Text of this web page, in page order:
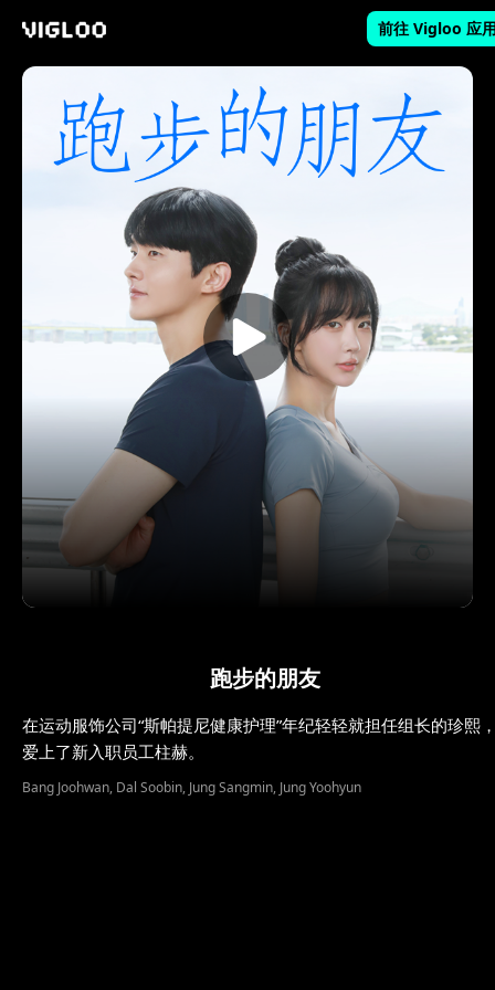
前往 Vigloo 应
跑步的朋友
在运动服饰公司“斯帕提尼健康护理”年纪轻轻就担任组长的珍熙
爱上了新入职员工柱赫。
Bang Joohwan, Dal Soobin, Jung Sangmin, Jung Yoohyun